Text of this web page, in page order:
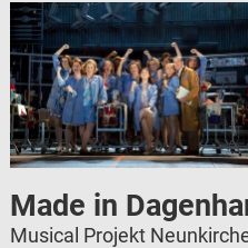
Made in
Musical Projekt